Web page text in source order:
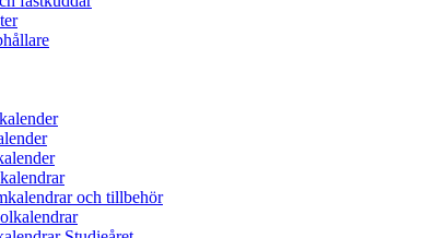
och tillbehör